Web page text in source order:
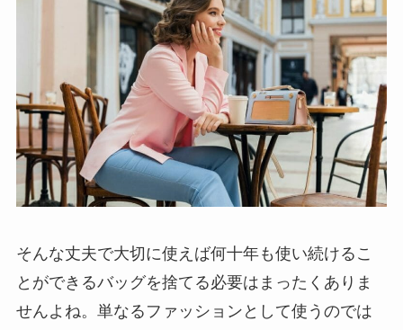
そんな丈夫で大切に使えば何十年も使い続けるこ
とができるバッグを捨てる必要はまったくありま
せんよね。単なるファッションとして使うのでは